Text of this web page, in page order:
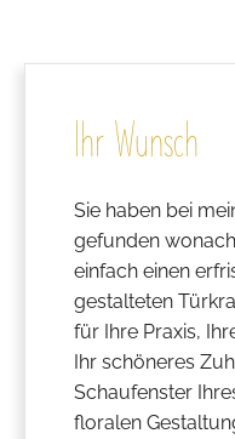
Ihr Wunsch
Sie haben bei
gefunden
einfach einen
gestalteten
für Ihre Praxis,
Ihr schöneres
Schaufenster
floralen